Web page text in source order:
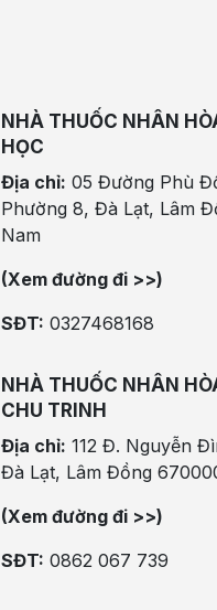
NHÀ THUỐC NHÂN
HỌC
Địa chỉ: 05 Đường Phù
Phường 8, Đà Lạt, Lâm
Nam
(Xem đường đi >>)
SĐT: 0327468168
NHÀ THUỐC NHÂN
CHU TRINH
Địa chỉ: 112 Đ. Nguyễn
Đà Lạt, Lâm Đồng
(Xem đường đi >>)
SĐT: 0862 067 739